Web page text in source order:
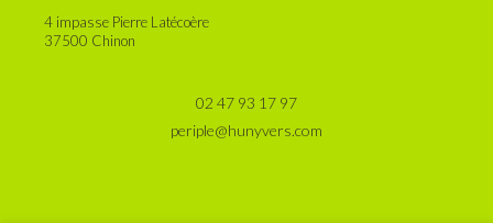
4 impasse Pierre Latécoère
37500 Chinon
02 47 93 17 97
periple@hunyvers.com